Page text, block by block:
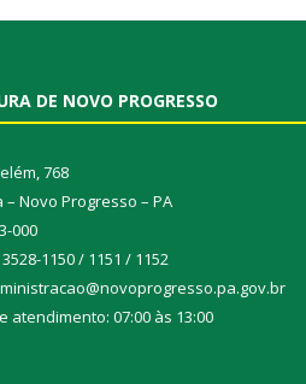
DE NOVO PROGRESSO
768
– Novo Progresso – PA
000
1150 / 1151 / 1152
atendimento: 07:00 às 13:00